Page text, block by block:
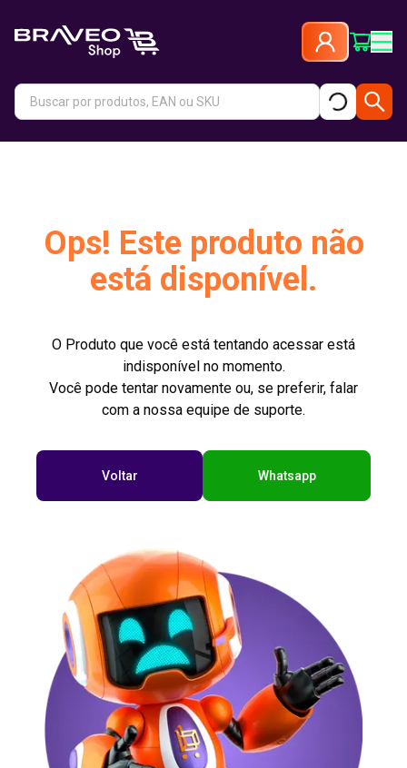
Ops! Este produto não
está disponível.
O Produto que você está tentando acessar está
indisponível no momento.
Você pode tentar novamente ou, se preferir, falar
com a nossa equipe de suporte.
Voltar Whatsapp